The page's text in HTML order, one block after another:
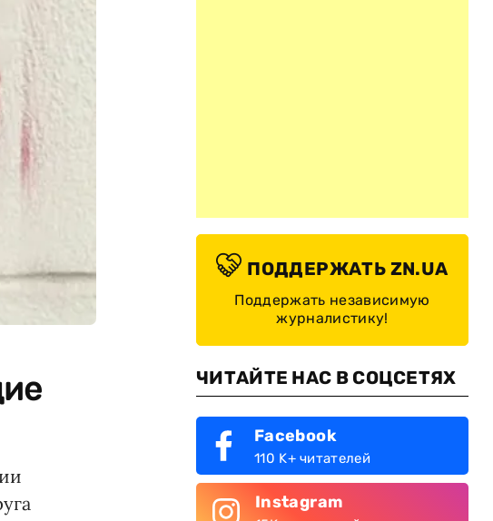
ПОДДЕРЖАТЬ ZN.UA
Поддержать независимую
журналистику!
ЧИТАЙТЕ НАС В СОЦСЕТЯХ
Facebook
110 K+ читателей
Instagram